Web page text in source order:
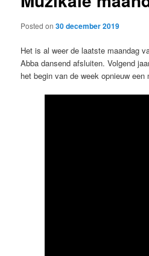
Posted on30 december 2019
Het is al weer de laatste maandag
Abba dansend afsluiten. Volgend
het begin van de week opnieuw een